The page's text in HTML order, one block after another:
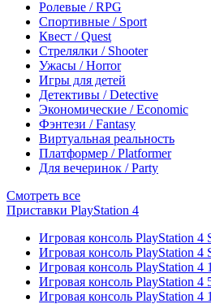
Ролевые / RPG
Спортивные / Sport
Квест / Quest
Стрелялки / Shooter
Ужасы / Horror
Игры для детей
Детективы / Detective
Экономические / Economic
Фэнтези / Fantasy
Виртуальная реальность
Платформер / Platformer
Для вечеринок / Party
Смотреть все
Приставки PlayStation 4
Игровая консоль PlayStation 4
Игровая консоль PlayStation
Игровая консоль PlayStation 4
Игровая консоль PlayStation 4
Игровая консоль PlayStation 4